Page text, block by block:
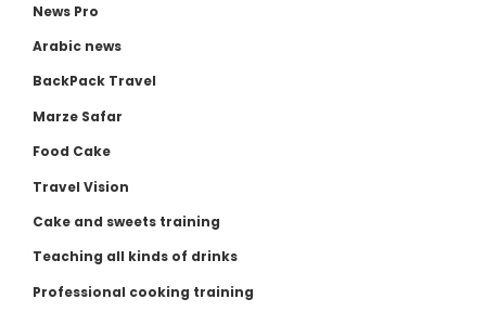
News Pro
Arabic news
BackPack Travel
Marze Safar
Food Cake
Travel Vision
Cake and sweets training
Teaching all kinds of drinks
Professional cooking training